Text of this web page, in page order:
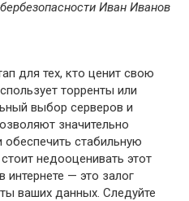
Иван Иванов
для тех, кто ценит свою
торренты или
выбор серверов и
значительно
стабильную
недооценивать этот
интернете — это залог
ваших данных. Следуйте